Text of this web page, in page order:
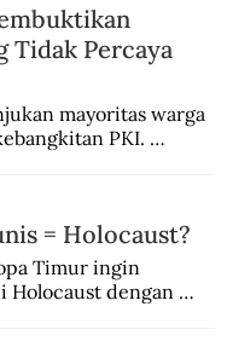
Tidak Percaya
mayoritas warga
PKI.
= Holocaust?
Timur ingin
Holocaust dengan